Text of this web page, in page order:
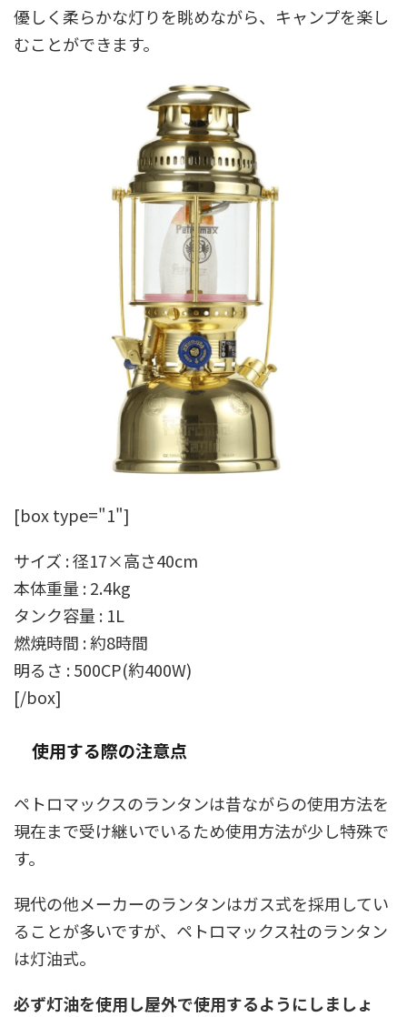
優しく柔らかな灯りを眺めながら、キャンプを楽し
むことができます。
[box type="1"]
サイズ : 径17×高さ40cm
本体重量 : 2.4kg
タンク容量 : 1L
燃焼時間 : 約8時間
明るさ : 500CP(約400W)
[/box]
使用する際の注意点
ペトロマックスのランタンは昔ながらの使用方法を
現在まで受け継いでいるため使用方法が少し特殊で
す。
現代の他メーカーのランタンはガス式を採用してい
ることが多いですが、ペトロマックス社のランタン
は灯油式。
必ず灯油を使用し屋外で使用するようにしましょ